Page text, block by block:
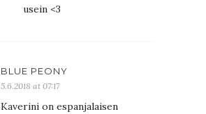
usein <3
BLUE PEONY
5.6.2018 at 07:17
Kaverini on espanjalaisen